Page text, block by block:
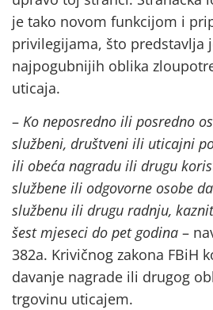
je tako novom funkcijom i
privilegijama, što predstavlja
najpogubnijih oblika
uticaja.
– Ko neposredno ili posredno
službeni, društveni ili uticajni
ili obeća nagradu ili drugu
službene ili odgovorne osobe
službenu ili drugu radnju,
šest mjeseci do pet godina –
382a. Krivičnog zakona FBiH
davanje nagrade ili drugog
trgovinu uticajem.